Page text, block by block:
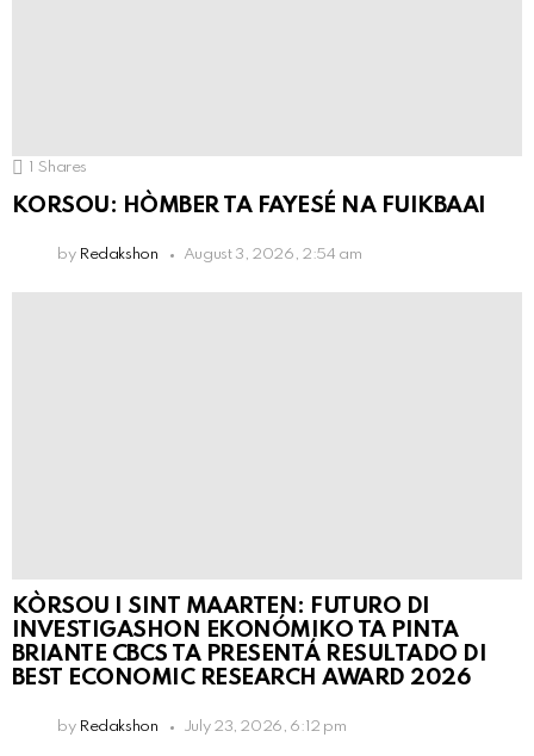
1 Shares
KORSOU: HÒMBER TA FAYESÉ NA FUIKBAAI
by Redakshon August 3, 2026, 2:54 am
KÒRSOU I SINT MAARTEN: FUTURO DI
INVESTIGASHON EKONÓMIKO TA PINTA
BRIANTE CBCS TA PRESENTÁ RESULTADO DI
BEST ECONOMIC RESEARCH AWARD 2026
by Redakshon July 23, 2026, 6:12 pm